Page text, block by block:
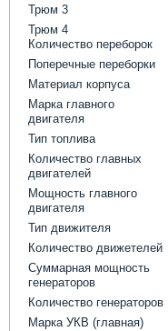
Трюм 3
Трюм 4
Количество переборок
Поперечные переборки
Материал корпуса
Марка главного
двигателя
Тип топлива
Количество главных
двигателей
Мощность главного
двигателя
Тип движителя
Количество движетелей
Суммарная мощность
генераторов
Количество генераторов
Марка УКВ (главная)